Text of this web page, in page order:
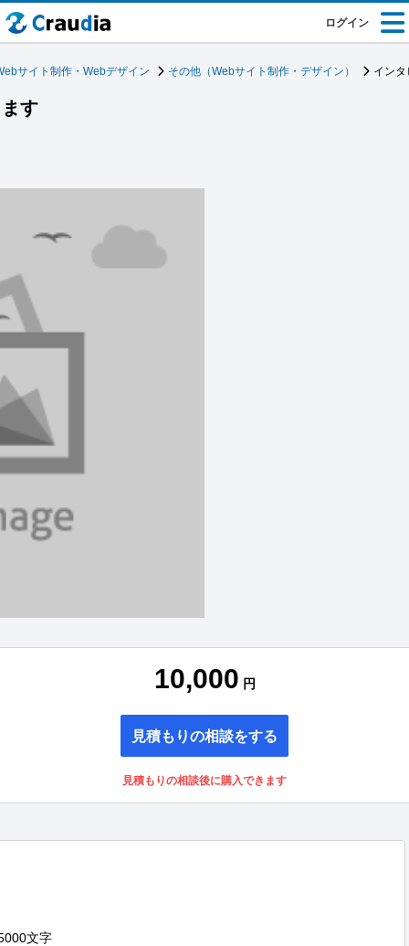
ログイン
サイト制作・Webデザイン その他（Webサイト制作・デザイン） イン
す
10,000 円
見積もりの相談をする
見積もりの相談後に購入できます
文字